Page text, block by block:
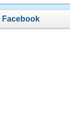
Facebook